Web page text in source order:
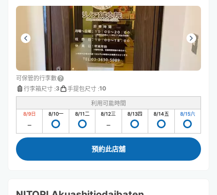
可保管的行李數
行李箱尺寸 :3 手提包尺寸 :10
利用可能時間
8/9日 8/10一 8/11二 8/12三 8/13四 8/14五 8/15六
預約此店舖